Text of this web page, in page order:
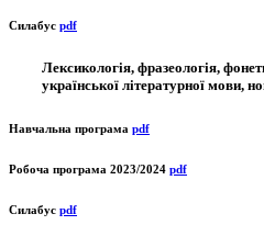
Силабус pdf
Лексикологія, фразеологія,
української літературної мови,
Навчальна програма pdf
Робоча програма 2023/2024 pdf
Силабус pdf